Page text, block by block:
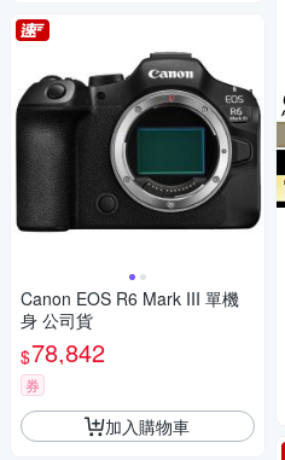
Canon EOS R6 Mark III 單機
身 公司貨
$78,842
券
加入購物車